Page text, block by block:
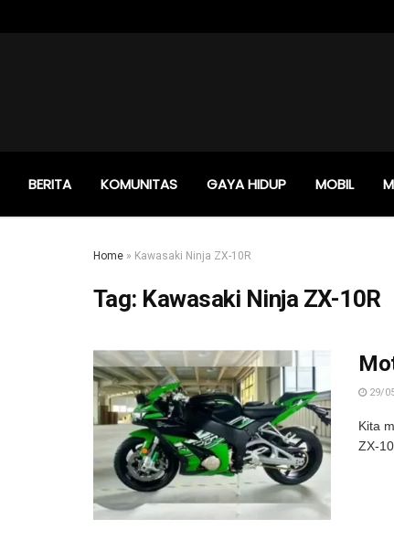
BERITA KOMUNITAS GAYA HIDUP MOBIL
Home » Kawasaki Ninja ZX-10R
Tag: Kawasaki Ninja ZX-10R
29/
Kita
ZX-